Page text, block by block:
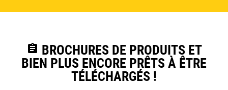
assignment BROCHURES DE PRODUITS ET
BIEN PLUS ENCORE PRÊTS À ÊTRE
TÉLÉCHARGÉS !